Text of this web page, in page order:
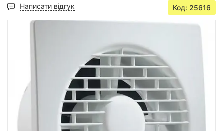
Написати відгук Код: 25616